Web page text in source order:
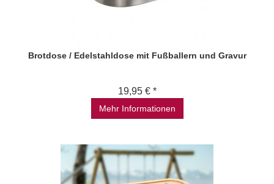
Brotdose / Edelstahldose mit Fußballern und Gravur
19,95 € *
Mehr Informationen